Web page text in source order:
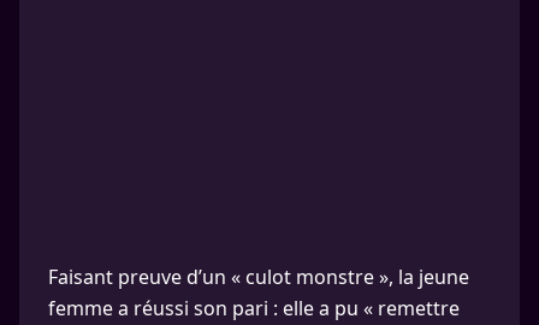
Faisant preuve d’un « culot monstre », la jeune
femme a réussi son pari : elle a pu « remettre